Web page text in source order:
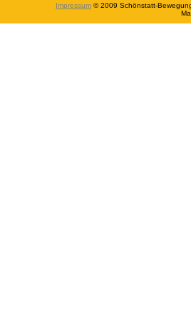
Impressum © 2009 Schönstatt-